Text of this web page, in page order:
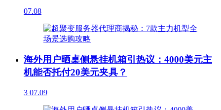
07.08
海外用户晒桌侧悬挂机箱引热议：4000美元主
机能否托付20美元夹具？
3 07.09